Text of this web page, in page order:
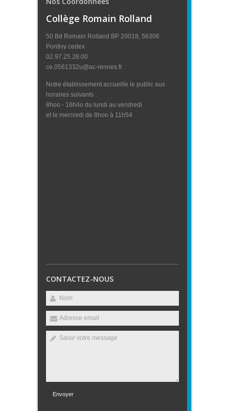
Collège Romain Rolland
50 Bd Romain Rolland BP 20018, 56306
Pontivy cedex
02.97.25.28.00
ce.0561332u@ac-rennes.fr
Notre établissement accueille le public aux
horaires suivants :
8hoo - 16h4o du lundi au vendredi
et le mercredi de 8hoo à 11h54
CONTACTEZ-NOUS
Envoyer